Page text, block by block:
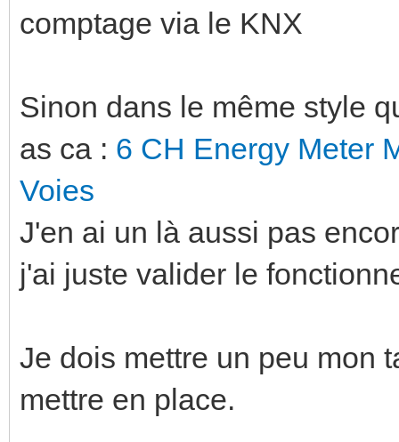
comptage via le KNX
Sinon dans le même style
as ca : 6 CH Energy Meter
Voies
J'en ai un là aussi pas
j'ai juste valider le
Je dois mettre un peu mon
mettre en place.